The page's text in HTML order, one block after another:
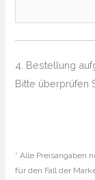
4. Bestellung
Bitte überprüfen
* Alle Preisangaben
für den Fall der